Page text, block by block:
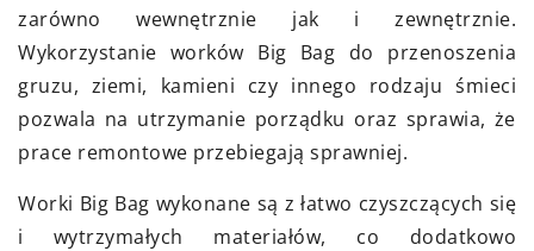
zarówno wewnętrznie jak i zewnętrznie.
Wykorzystanie worków Big Bag do przenoszenia
gruzu, ziemi, kamieni czy innego rodzaju śmieci
pozwala na utrzymanie porządku oraz sprawia, że
prace remontowe przebiegają sprawniej.
Worki Big Bag wykonane są z łatwo czyszczących się
i wytrzymałych materiałów, co dodatkowo